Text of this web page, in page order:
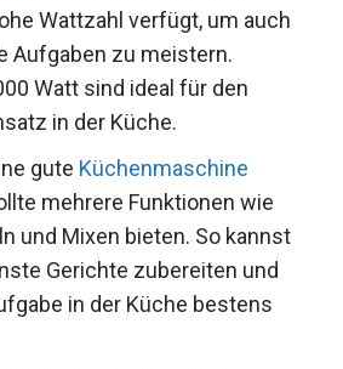
Wattzahl verfügt, um auch
Aufgaben zu meistern.
Watt sind ideal für den
in der Küche.
gute Küchenmaschine
mehrere Funktionen wie
und Mixen bieten. So kannst
Gerichte zubereiten und
in der Küche bestens